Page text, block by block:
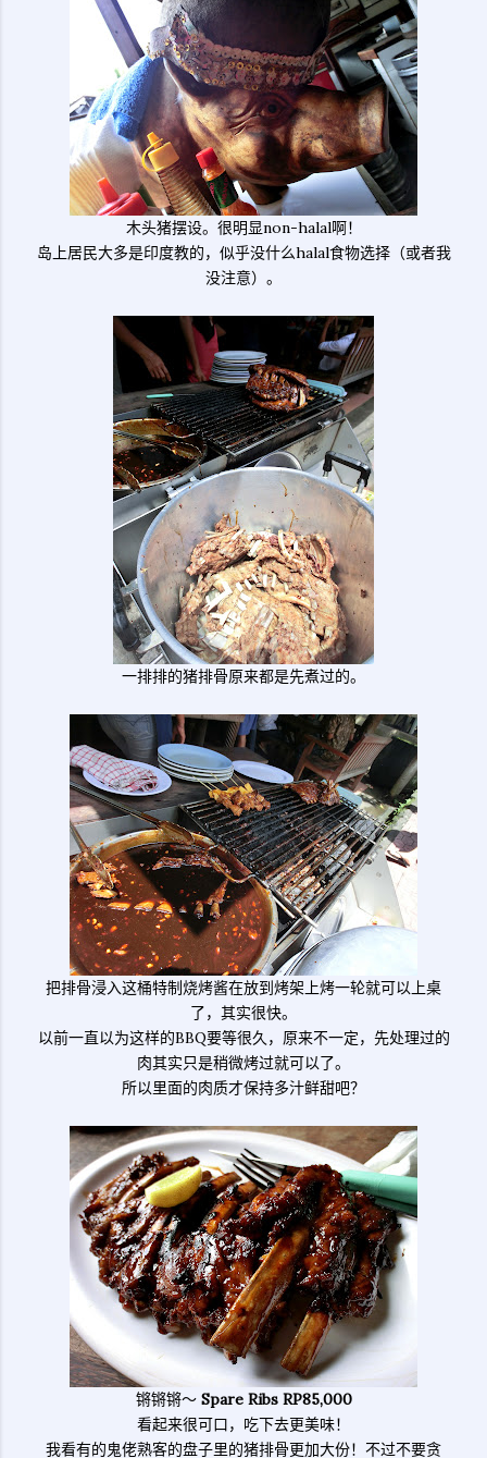
木头猪摆设。很明显non-halal啊！
岛上居民大多是印度教的，似乎没什么halal食物选择（或者我
没注意）。
一排排的猪排骨原来都是先煮过的。
把排骨浸入这桶特制烧烤酱在放到烤架上烤一轮就可以上桌
了，其实很快。
以前一直以为这样的BBQ要等很久，原来不一定，先处理过的
肉其实只是稍微烤过就可以了。
所以里面的肉质才保持多汁鲜甜吧？
锵锵锵～ Spare Ribs RP85,000
看起来很可口，吃下去更美味！
我看有的鬼佬熟客的盘子里的猪排骨更加大份！不过不要贪